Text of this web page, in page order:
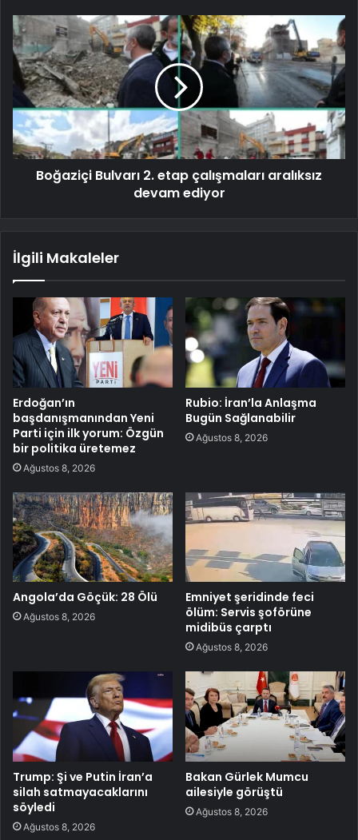
Boğaziçi Bulvarı 2. etap çalışmaları aralıksız
devam ediyor
İlgili Makaleler
Erdoğan’ın
başdanışmanından Yeni
Parti için ilk yorum: Özgün
bir politika üretemez
Ağustos 8, 2026
Rubio: İran’la Anlaşma
Bugün Sağlanabilir
Ağustos 8, 2026
Angola’da Göçük: 28 Ölü
Ağustos 8, 2026
Emniyet şeridinde feci
ölüm: Servis şoförüne
midibüs çarptı
Ağustos 8, 2026
Trump: Şi ve Putin İran’a
silah satmayacaklarını
söyledi
Ağustos 8, 2026
Bakan Gürlek Mumcu
ailesiyle görüştü
Ağustos 8, 2026